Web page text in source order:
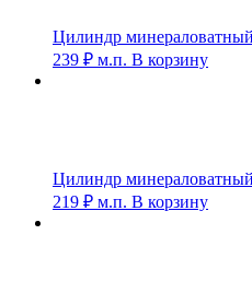
Цилиндр
239 ₽ м.п. В корзину
Цилиндр
219 ₽ м.п. В корзину